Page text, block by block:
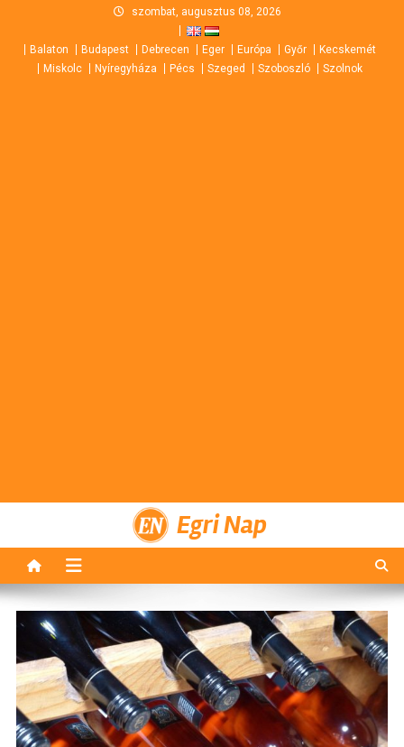
content
szombat, augusztus 08, 2026
Balaton Budapest Debrecen Eger Európa Győr
Kecskemét
Miskolc
Nyíregyháza Pécs Szeged Szoboszló Szolnok
Egri Nap